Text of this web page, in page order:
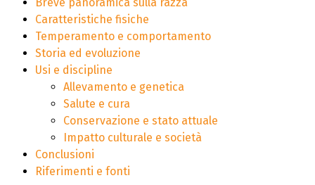
Caratteristiche fisiche
Temperamento e comportamento
Storia ed evoluzione
Usi e discipline
Allevamento e genetica
Salute e cura
Conservazione e stato attuale
Impatto culturale e società
Conclusioni
Riferimenti e fonti